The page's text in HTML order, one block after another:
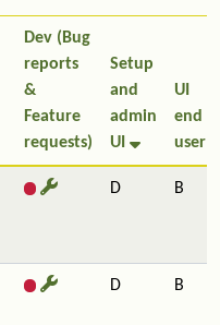
Dev (Bug
reports
&
Feature
requests)
Setup
and
admin
UI
UI
end
user
D B
D B